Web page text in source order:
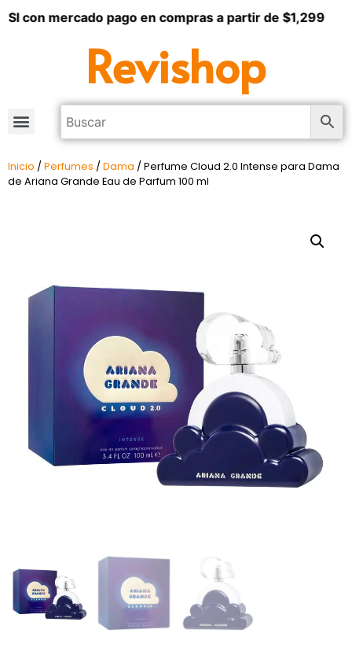
con mercado pago en compras a partir de $1,299
Revishop
Inicio / Perfumes / Dama / Perfume Cloud 2.0 Intense para Dama
de Ariana Grande Eau de Parfum 100 ml